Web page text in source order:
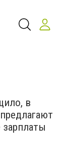
в